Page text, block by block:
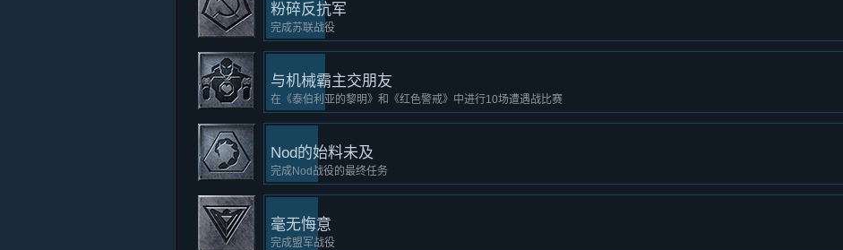
粉碎反抗军
完成苏联战役
与机械霸主交朋友
在《泰伯利亚的黎明》和《红色警戒》中进行10场遭遇战比赛
Nod的始料未及
完成Nod战役的最终任务
毫无悔意
完成盟军战役